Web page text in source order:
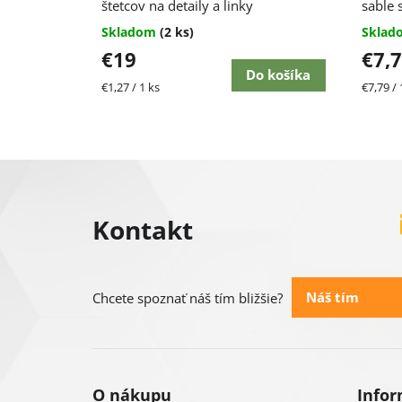
štetcov na detaily a linky
Skladom (2 ks)
€19
Jednotková
€1,27 / 1 ks
Do košíka
sable
€7,79 /
Kontakt
Chcete spoznať náš tím bližšie? Náš tím
O nákupu